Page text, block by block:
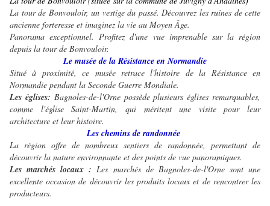
La tour de Bonvouloir, un vestige du passé. Découvrez les ruines de cette
ancienne forteresse et imaginez la vie au Moyen Âge.
Panorama exceptionnel. Profitez d'une vue imprenable sur la région
depuis la tour de Bonvouloir.
Le musée de la Résistance en Normandie
Situé à proximité, ce musée retrace l'histoire de la Résistance en
Normandie pendant la Seconde Guerre Mondiale.
Les églises: Bagnoles-de-l'Orne possède plusieurs églises remarquables,
comme l'église Saint-Martin, qui méritent une visite pour leur
architecture et leur histoire.
Les chemins de randonnée
La région offre de nombreux sentiers de randonnée, permettant de
découvrir la nature environnante et des points de vue panoramiques.
Les marchés locaux : Les marchés de Bagnoles-de-l'Orne sont une
excellente occasion de découvrir les produits locaux et de rencontrer les
producteurs.